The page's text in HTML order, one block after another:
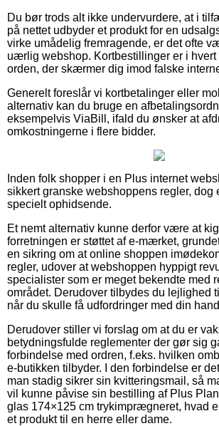
Du bør trods alt ikke undervurdere, at i
på nettet udbyder et produkt for en
virke umådelig fremragende, er det ofte
uærlig webshop. Kortbestillinger er i hvert
orden, der skærmer dig imod falske
Generelt foreslår vi kortbetalinger eller
alternativ kan du bruge en
eksempelvis ViaBill, ifald du ønsker at
omkostningerne i flere bidder.
Inden folk shopper i en Plus internet
sikkert granske webshoppens regler, dog
specielt ophidsende.
Et nemt alternativ kunne derfor være at
forretningen er støttet af e-mærket,
en sikring om at online shoppen
regler, udover at webshoppen hyppigt
specialister som er meget bekendte med
området. Derudover tilbydes du lejlighed
når du skulle få udfordringer med din
Derudover stiller vi forslag om at du er
betydningsfulde reglementer der gør sig
forbindelse med ordren, f.eks. hvilken
e-butikken tilbyder. I den forbindelse er
man stadig sikrer sin kvitteringsmail, så
vil kunne påvise sin bestilling af Plus
glas 174×125 cm trykimprægneret, hvad
et produkt til en herre eller dame.